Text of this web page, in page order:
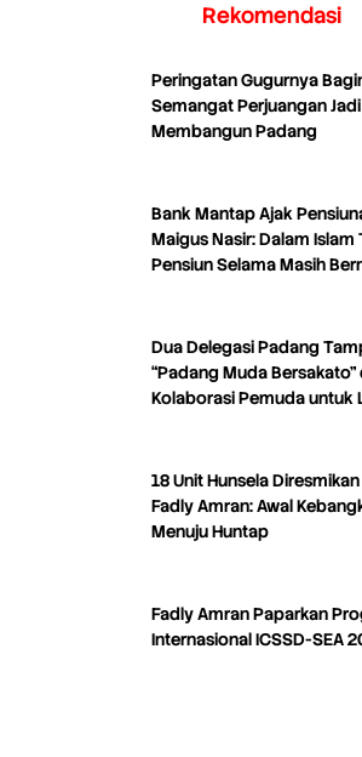
Rekomendasi
Peringatan Gugurnya
Semangat Perjuangan
Membangun Padang
Bank Mantap Ajak
Maigus Nasir: Dalam Islam
Pensiun Selama Masih
Dua Delegasi Padang
“Padang Muda Bersakato” di
Kolaborasi Pemuda untuk
18 Unit Hunsela
Fadly Amran: Awal
Menuju Huntap
Fadly Amran Paparkan
Internasional ICSSD-SEA